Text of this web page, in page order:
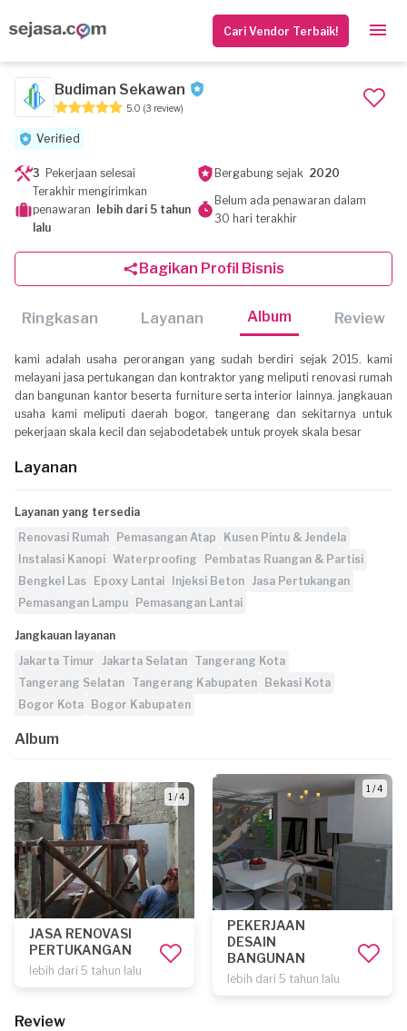
Cari Vendor Terbaik!
Budiman Sekawan
5.0 (3 review)
Verified
3 Pekerjaan selesai Bergabung sejak 2020
Terakhir mengirimkan
penawaran
lebih dari 5 tahun
lalu
Belum ada penawaran dalam
30 hari terakhir
Bagikan Profil Bisnis
Ringkasan Layanan Album Review
kami adalah usaha perorangan yang sudah berdiri sejak 2015. kami
melayani jasa pertukangan dan kontraktor yang meliputi renovasi rumah
dan bangunan kantor beserta furniture serta interior lainnya. jangkauan
usaha kami meliputi daerah bogor, tangerang dan sekitarnya untuk
pekerjaan skala kecil dan sejabodetabek untuk proyek skala besar
Layanan
Layanan yang tersedia
Renovasi Rumah
Pemasangan Atap
Kusen Pintu & Jendela
Instalasi Kanopi Waterproofing
Pembatas Ruangan & Partisi
Bengkel Las
Epoxy Lantai Injeksi Beton Jasa Pertukangan
Pemasangan Lampu
Pemasangan Lantai
Jangkauan layanan
Jakarta Timur
Jakarta Selatan Tangerang Kota
Tangerang Selatan Tangerang Kabupaten
Bekasi Kota
Bogor Kota
Bogor Kabupaten
Album
1 / 4
JASA RENOVASI
PERTUKANGAN
lebih dari 5 tahun lalu
1 / 4
PEKERJAAN
DESAIN
BANGUNAN
lebih dari 5 tahun lalu
Review